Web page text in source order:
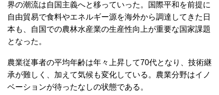
界の潮流は自国主義へと移っていった。国際平和を前提に
自由貿易で食料やエネルギー源を海外から調達してきた日
本も、自国での農林水産業の生産性向上が重要な国家課題
となった。
農業従事者の平均年齢は年々上昇して70代となり、技術継
承が難しく、加えて気候も変化している。農業分野はイノ
ベーションが待ったなしの状態である。